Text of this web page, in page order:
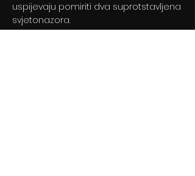
uspijevaju pomiriti dva suprotstavljena
svjetonazora.